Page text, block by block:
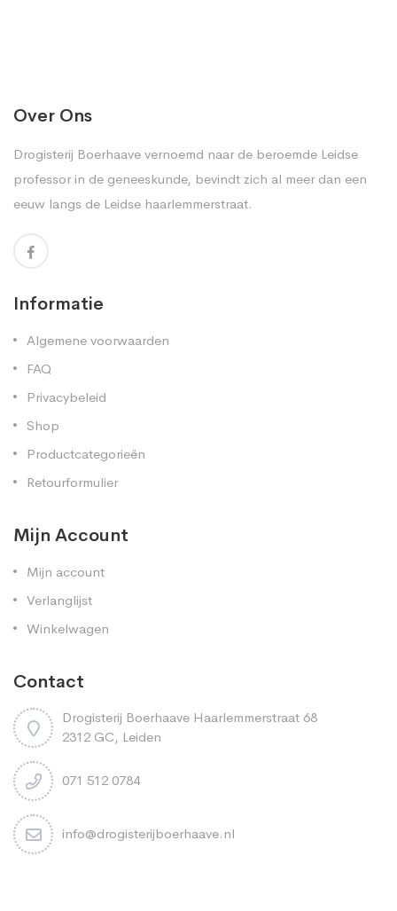
Over Ons
Drogisterij Boerhaave vernoemd naar de beroemde Leidse
professor in de geneeskunde, bevindt zich al meer dan een
eeuw langs de Leidse haarlemmerstraat.
Informatie
Algemene voorwaarden
FAQ
Privacybeleid
Shop
Productcategorieën
Retourformulier
Mijn Account
Mijn account
Verlanglijst
Winkelwagen
Contact
Drogisterij Boerhaave Haarlemmerstraat 68
2312 GC, Leiden
071 512 0784
info@drogisterijboerhaave.nl